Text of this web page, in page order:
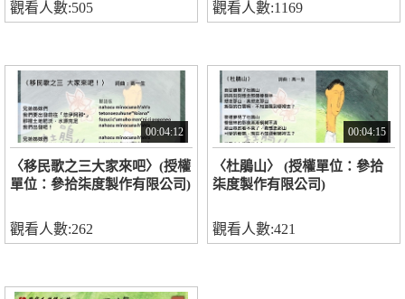
觀看人數:505 觀看人數:1169
00:04:12
〈移民歌之三大家來吧〉(授權
單位：參拾柒度製作有限公司)
觀看人數:262
00:04:15
〈杜鵑山〉 (授權單位：參拾
柒度製作有限公司)
觀看人數:421